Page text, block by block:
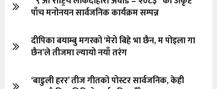
पाँच मनोनयन सार्वजनिक कार्यक्रम सम्पन्न
दीपिका बयाम्बु मगरको ‘मेरो बिहे भा छैन, म पोइला गा
छैन’ले तीजमा ल्यायो नयाँ तरंग
‘बाडुली हरर’ तीज गीतको पोस्टर सार्वजनिक, केही